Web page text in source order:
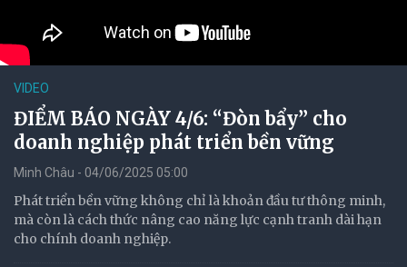
VIDEO
ĐIỂM BÁO NGÀY 4/6: “Đòn bẩy” cho
doanh nghiệp phát triển bền vững
Minh Châu - 04/06/2025 05:00
Phát triển bền vững không chỉ là khoản đầu tư thông minh,
mà còn là cách thức nâng cao năng lực cạnh tranh dài hạn
cho chính doanh nghiệp.